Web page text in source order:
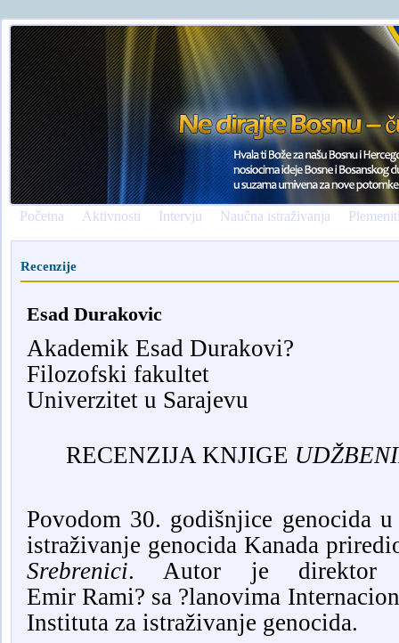
Početna Aktivnosti Intervju Naučna istraživanja
Recenzije
Esad Durakovic
Akademik Esad Durakovi?
Filozofski fakultet
Univerzitet u Sarajevu
RECENZIJA KNJIGE
Povodom 30. godišnjice genocida
istraživanje genocida Kanada
Srebrenici. Autor je direktor
EmirRami? sa ?lanovima
Instituta za istraživanje genocida.